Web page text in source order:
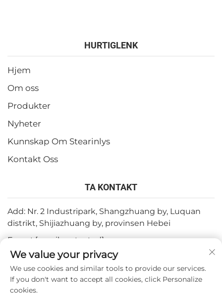
HURTIGLENK
Hjem
Om oss
Produkter
Nyheter
Kunnskap Om Stearinlys
Kontakt Oss
TA KONTAKT
Add: Nr. 2 Industripark, Shangzhuang by, Luquan
distrikt, Shijiazhuang by, provinsen Hebei
E-post:[email protected]
Tlf:+86-15932211838
Fax: +86-(0)311-67909064
We value your privacy
We use cookies and similar tools to provide our services.
If you don't want to accept all cookies, click Personalize
cookies.